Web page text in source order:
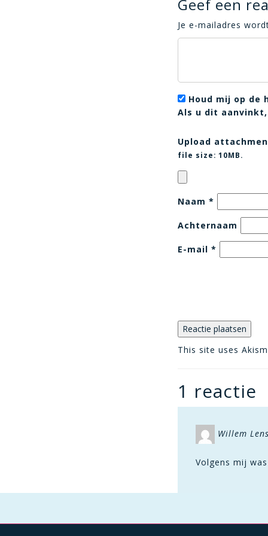
Geef een
Je e-mailadres
Houd mij op de
Als u dit
Upload
file size: 10MB.
Naam *
Achternaam
E-mail *
This site uses
1 reactie
Willem
Volgens mij